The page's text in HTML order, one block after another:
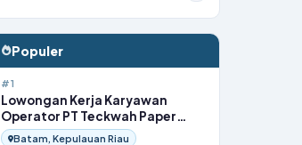
Populer
#1
Lowongan Kerja Karyawan
Operator PT Teckwah Paper
Products Indonesia di Batam
Batam, Kepulauan Riau